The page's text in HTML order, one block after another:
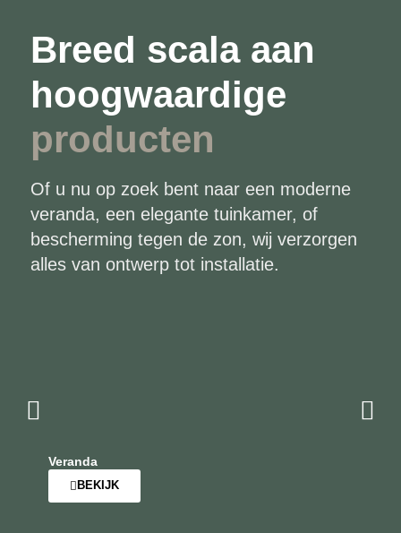
Breed scala aan
hoogwaardige
producten
Of u nu op zoek bent naar een moderne
veranda, een elegante tuinkamer, of
bescherming tegen de zon, wij verzorgen
alles van ontwerp tot installatie.
Veranda
BEKIJK